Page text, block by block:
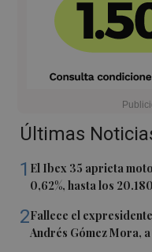
Últimas
1 El Ibex 35 aprieta
0,62%, hasta los
2Fallece el
Andrés Gómez Mora,